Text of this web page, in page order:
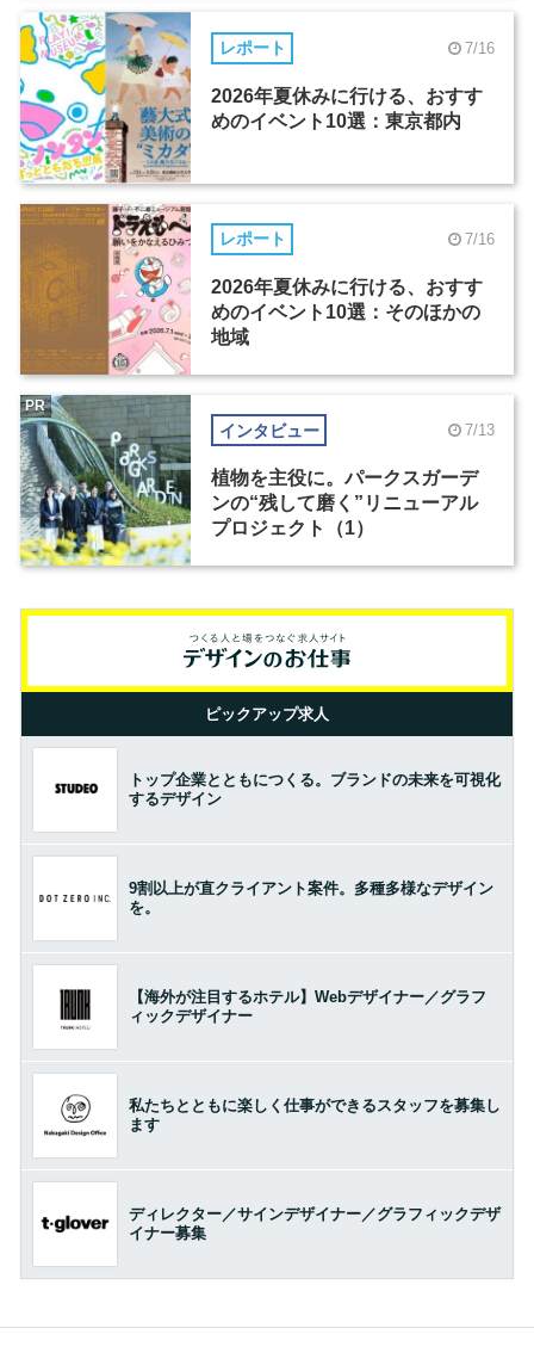
レポート 7/16
2026年夏休みに行ける、おすす
めのイベント10選：東京都内
レポート 7/16
2026年夏休みに行ける、おすす
めのイベント10選：そのほかの
地域
インタビュー 7/13
植物を主役に。パークスガーデ
ンの“残して磨く”リニューアル
プロジェクト（1）
PR
ピックアップ求人
トップ企業とともにつくる。ブランドの未来を可視化
するデザイン
9割以上が直クライアント案件。多種多様なデザイン
を。
【海外が注目するホテル】Webデザイナー／グラフ
ィックデザイナー
私たちとともに楽しく仕事ができるスタッフを募集し
ます
ディレクター／サインデザイナー／グラフィックデザ
イナー募集